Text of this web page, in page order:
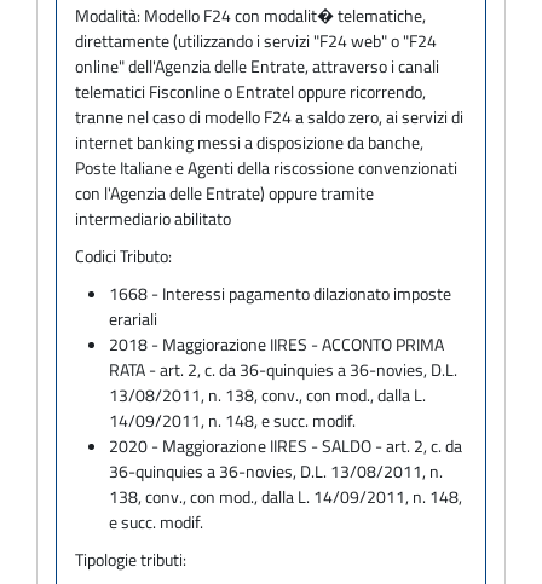
Modalità: Modello F24 con modalit� telematiche,
direttamente (utilizzando i servizi "F24 web" o "F24
online" dell'Agenzia delle Entrate, attraverso i canali
telematici Fisconline o Entratel oppure ricorrendo,
tranne nel caso di modello F24 a saldo zero, ai servizi di
internet banking messi a disposizione da banche,
Poste Italiane e Agenti della riscossione convenzionati
con l'Agenzia delle Entrate) oppure tramite
intermediario abilitato
Codici Tributo:
1668 - Interessi pagamento dilazionato imposte
erariali
2018 - Maggiorazione IIRES - ACCONTO PRIMA
RATA - art. 2, c. da 36-quinquies a 36-novies, D.L.
13/08/2011, n. 138, conv., con mod., dalla L.
14/09/2011, n. 148, e succ. modif.
2020 - Maggiorazione IIRES - SALDO - art. 2, c. da
36-quinquies a 36-novies, D.L. 13/08/2011, n.
138, conv., con mod., dalla L. 14/09/2011, n. 148,
e succ. modif.
Tipologie tributi: